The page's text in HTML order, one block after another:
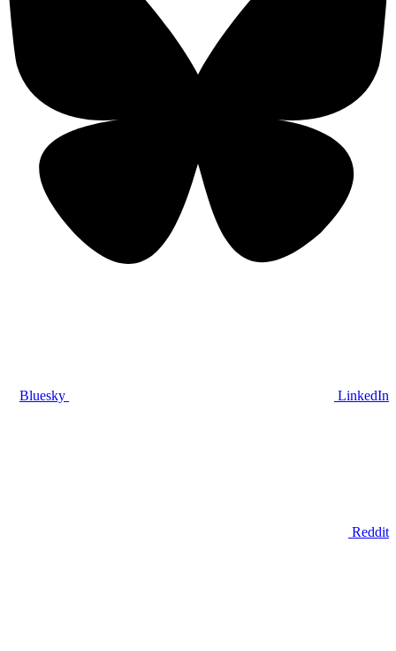
Bluesky LinkedIn
Reddit